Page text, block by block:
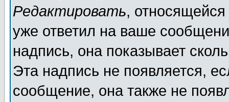
Редактировать,
уже ответил на ваше
надпись, она показывает
Эта надпись не появляется,
сообщение, она также не